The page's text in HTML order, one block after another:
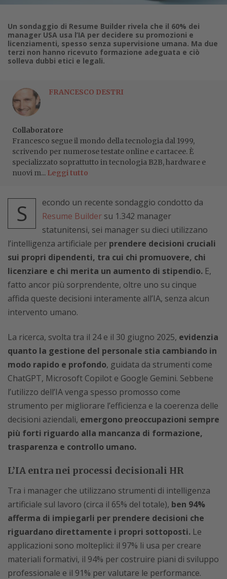
Un sondaggio di Resume Builder rivela che il 60% dei
manager USA usa l’IA per decidere su promozioni e
licenziamenti, spesso senza supervisione umana. Ma due
terzi non hanno ricevuto formazione adeguata e ciò
solleva dubbi etici e legali.
FRANCESCO DESTRI
Collaboratore
Francesco segue il mondo della tecnologia dal 1999,
scrivendo per numerose testate online e cartacee. È
specializzato soprattutto in tecnologia B2B, hardware e
nuovi m... Leggi tutto
S
econdo un recente sondaggio condotto da
Resume Builder su 1.342 manager
statunitensi, sei manager su dieci utilizzano
l’intelligenza artificiale per prendere decisioni cruciali
sui propri dipendenti, tra cui chi promuovere, chi
licenziare e chi merita un aumento di stipendio. E,
fatto ancor più sorprendente, oltre uno su cinque
affida queste decisioni interamente all’IA, senza alcun
intervento umano.
La ricerca, svolta tra il 24 e il 30 giugno 2025, evidenzia
quanto la gestione del personale stia cambiando in
modo rapido e profondo, guidata da strumenti come
ChatGPT, Microsoft Copilot e Google Gemini. Sebbene
l’utilizzo dell’IA venga spesso promosso come
strumento per migliorare l’efficienza e la coerenza delle
decisioni aziendali, emergono preoccupazioni sempre
più forti riguardo alla mancanza di formazione,
trasparenza e controllo umano.
L’IA entra nei processi decisionali HR
Tra i manager che utilizzano strumenti di intelligenza
artificiale sul lavoro (circa il 65% del totale), ben 94%
afferma di impiegarli per prendere decisioni che
riguardano direttamente i propri sottoposti. Le
applicazioni sono molteplici: il 97% li usa per creare
materiali formativi, il 94% per costruire piani di sviluppo
professionale e il 91% per valutare le performance.